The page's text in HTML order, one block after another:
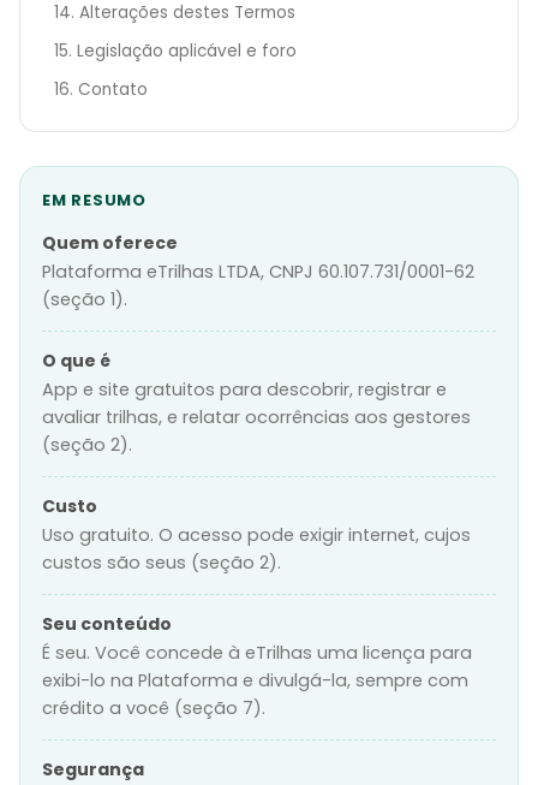
14. Alterações destes Termos
15. Legislação aplicável e foro
16. Contato
EM RESUMO
Quem oferece
Plataforma eTrilhas LTDA, CNPJ 60.107.731/0001-62
(seção 1).
O que é
App e site gratuitos para descobrir, registrar e
avaliar trilhas, e relatar ocorrências aos gestores
(seção 2).
Custo
Uso gratuito. O acesso pode exigir internet, cujos
custos são seus (seção 2).
Seu conteúdo
É seu. Você concede à eTrilhas uma licença para
exibi-lo na Plataforma e divulgá-la, sempre com
crédito a você (seção 7).
Segurança